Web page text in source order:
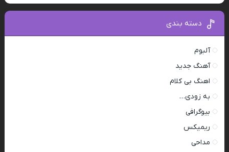
دسته بندی
آلبوم
آهنگ جدید
اهنگ بی کلام
به زودی…
بیوگرافی
ریمیکس
مداحی